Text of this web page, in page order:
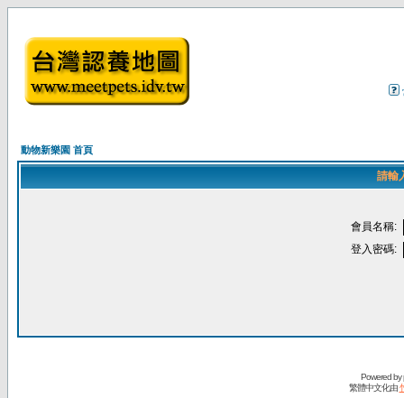
動物新樂園 首頁
請輸
會員名稱:
登入密碼:
Powered by
繁體中文化由